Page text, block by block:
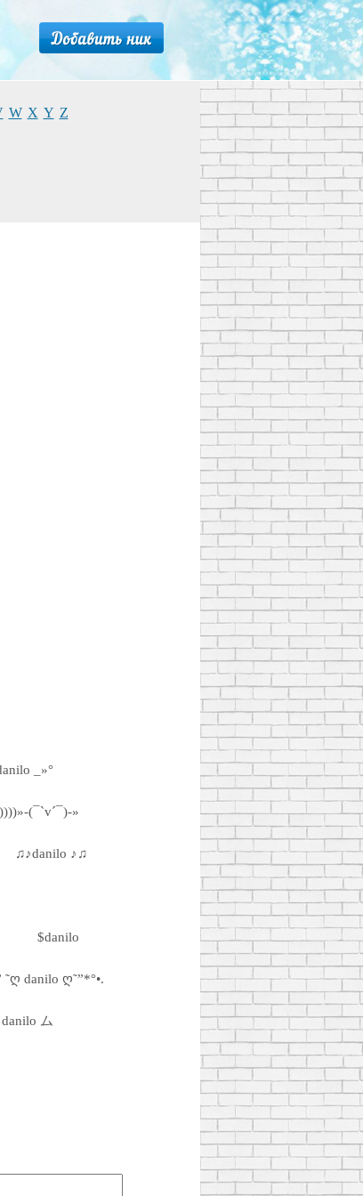
W X Y Z
_»°
(¯`v´¯)-»
♫♪danilo ♪♫
$danilo
˜ღ danilo ღ˜”*°•.
danilo ム